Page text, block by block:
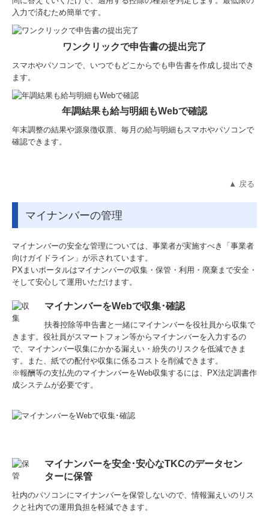
入力で済むため簡単です。
ワンクリックで申告書の提出完了
スマホやパソコンで、いつでもどこからでも申告書を作成し提出でき
ます。
年調結果も給与明細もWebで確認
年末調整の結果や源泉徴収票、毎月の給与明細もスマホやパソコンで
確認できます。
▲ 戻る
マイナンバーの管理
マイナンバーの安全な管理については、事業者が実施すべき「事業者
向けガイドライン」が示されています。
PXまいポータルはマイナンバーの収集・保管・利用・廃棄まで安全・
そして安心して運用いただけます。
マイナンバーをWebで収集･確認
扶養控除等申告書と一緒にマイナンバーを役社員から収集で
きます。役社員がスマートフォン等からマイナンバーを入力するの
で、マイナンバー収集にかかる漏えい・紛失のリスクを低減できま
す。また、紙での配付や収集に係るコストを削減できます。
※報酬等の支払先のマイナンバーをWeb収集するには、PX法定調書作
成システムが必要です。
マイナンバーを安全･安心なTKCのデータセン
ターに保管
社内のパソコンにマイナンバーを保管しないので、情報漏えいのリス
クと社内での運用負担を軽減できます。